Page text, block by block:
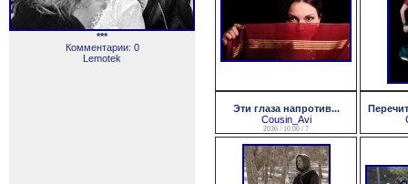
***
Комментарии: 0
Lemotek
Эти глаза напротив...
Cousin_Avi
2036 / 10.00 / 7